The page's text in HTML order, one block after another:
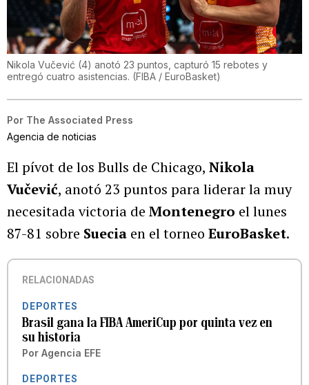
Nikola Vučević (4) anotó 23 puntos, capturó 15 rebotes y
entregó cuatro asistencias. (FIBA / EuroBasket)
Por The Associated Press
Agencia de noticias
El pívot de los Bulls de Chicago, Nikola
Vučević, anotó 23 puntos para liderar la muy
necesitada victoria de Montenegro el lunes
87-81 sobre Suecia en el torneo EuroBasket.
RELACIONADAS
DEPORTES
Brasil gana la FIBA AmeriCup por quinta vez en
su historia
Por Agencia EFE
DEPORTES